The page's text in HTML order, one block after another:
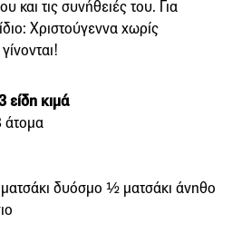
και τις συνήθειές του. Για
Χριστούγεννα χωρίς
είδη κιμά
άτομα
δυόσμο ½ ματσάκι άνηθο